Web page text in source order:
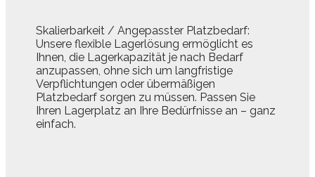
Skalierbarkeit / Angepasster Platzbedarf:
Unsere flexible Lagerlösung ermöglicht es
Ihnen, die Lagerkapazität je nach Bedarf
anzupassen, ohne sich um langfristige
Verpflichtungen oder übermäßigen
Platzbedarf sorgen zu müssen. Passen Sie
Ihren Lagerplatz an Ihre Bedürfnisse an – ganz
einfach.